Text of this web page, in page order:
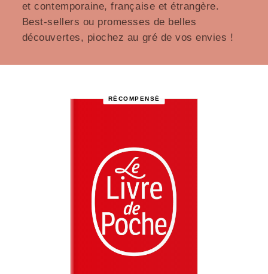
et contemporaine, française et étrangère.
Best-sellers ou promesses de belles
découvertes, piochez au gré de vos envies !
RÉCOMPENSÉ